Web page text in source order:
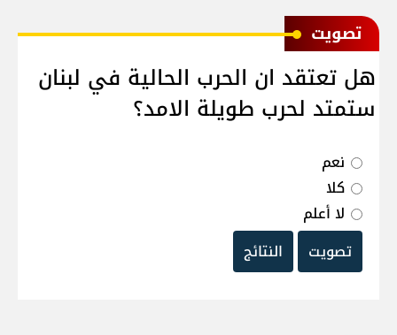
ﺗﺼﻮﻳﺖ
هل تعتقد ان الحرب الحالية في لبنان
ستمتد لحرب طويلة الامد؟
نعم
كلا
لا أعلم
تصويت
النتائج